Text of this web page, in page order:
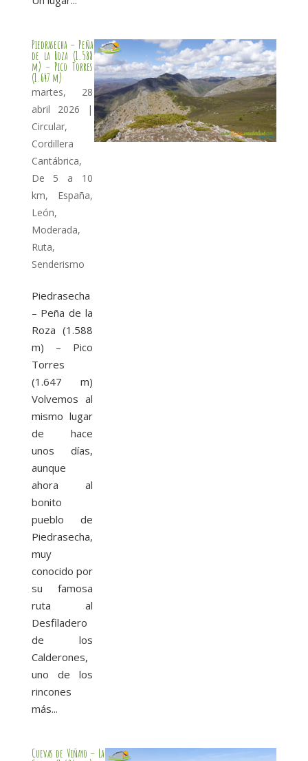
Piedrasecha – Peña
de la Roza (1.588
m) – Pico Torres
(1.647 m)
martes, 28
abril 2026 |
Circular,
Cordillera
Cantábrica,
De 5 a 10
km, España,
León,
Moderada,
Ruta,
Senderismo
Piedrasecha
– Peña de la
Roza (1.588
m) – Pico
Torres
(1.647 m)
Volvemos al
mismo lugar
de hace
unos días,
aunque
ahora al
bonito
pueblo de
Piedrasecha,
muy
conocido por
su famosa
ruta al
Desfiladero
de los
Calderones,
uno de los
rincones
más...
Cuevas de Viñayo – La